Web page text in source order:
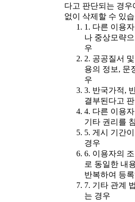
다고 판단되는 경우
없이 삭제할 수 있
1. 다른 이용
나 중상모략
우
2. 공공질서
용의 정보, 문
우
3. 반국가적,
결부된다고
4. 다른 이용
기타 권리를
5. 게시 기간
경우
6. 이용자의
로 동일한 내
반복하여 등
7. 기타 관계
는 경우